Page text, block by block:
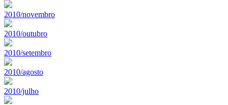
2010/novembro
2010/outubro
2010/setembro
2010/agosto
2010/julho